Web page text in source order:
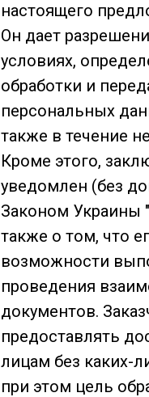
настоящего
Он дает
условиях,
обработки и
персональных
также в течение
Кроме этого,
уведомлен (без
Законом Украины
также о том, что
возможности
проведения
документов.
предоставлять
лицам без каких-
при этом цель